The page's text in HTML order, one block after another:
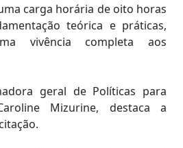
carga horária de oito horas
teórica e práticas,
vivência completa aos
geral de Políticas para
Mizurine, destaca a